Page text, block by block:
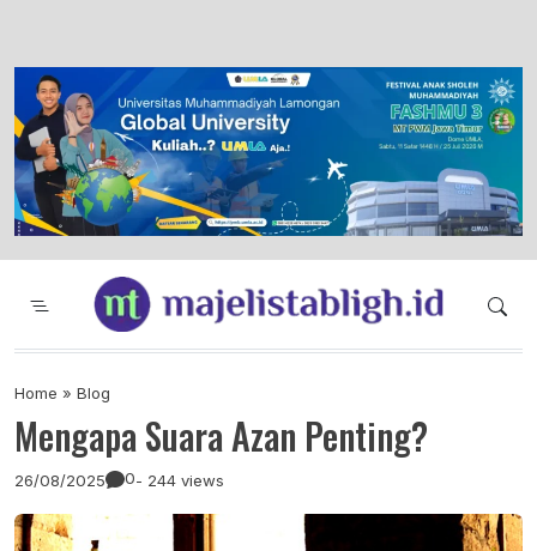
Majelis Tabligh Muhammadiyah
Syiar Dakwah Islam Berkemajuan dan
Home » Blog
Mengapa Suara Azan Penting?
26/08/2025 0- 244 views